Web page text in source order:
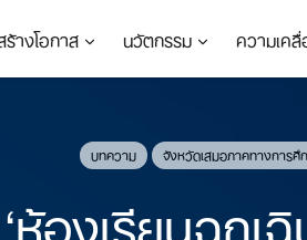
างโอกาส นวัตกรรม ความเค
บทความ จังหวัดเสมอภาคทางการศึ